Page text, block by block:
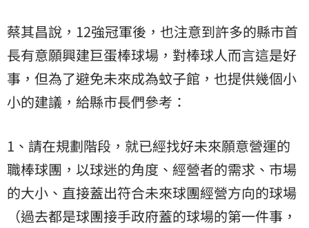
蔡其昌說，12強冠軍後，也注意到許多的縣市首
長有意願興建巨蛋棒球場，對棒球人而言這是好
事，但為了避免未來成為蚊子館，也提供幾個小
小的建議，給縣市長們參考：
1、請在規劃階段，就已經找好未來願意營運的
職棒球團，以球迷的角度、經營者的需求、市場
的大小、直接蓋出符合未來球團經營方向的球場
（過去都是球團接手政府蓋的球場的第一件事，